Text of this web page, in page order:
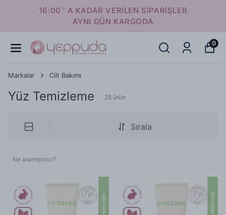
16:00 ' A KADAR VERİLEN SİPARİŞLER
AYNI GÜN KARGODA
0
Markalar Cilt Bakımı
Yüz Temizleme 25 ürün
Sırala